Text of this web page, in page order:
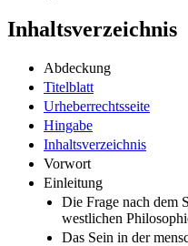
Inhaltsverzeichnis
Abdeckung
Titelblatt
Urheberrechtsseite
Hingabe
Inhaltsverzeichnis
Vorwort
Einleitung
Die Frage nach dem
westlichen
Das Sein in der